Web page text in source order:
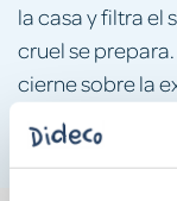
la casa y filtra el
cruel se
cierne sobre la
Cécile con su